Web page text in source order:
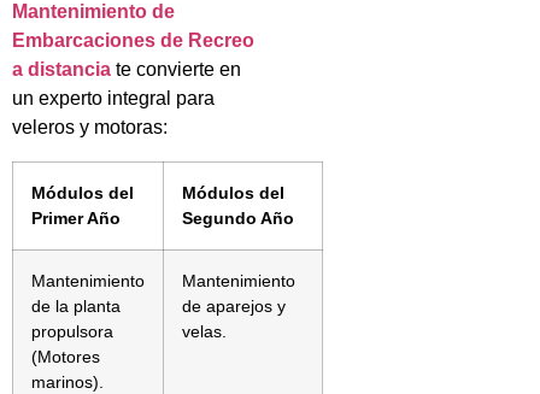
Mantenimiento de
Embarcaciones de Recreo
a distancia te convierte en
un experto integral para
veleros y motoras:
Módulos del
Primer Año
Módulos del
Segundo Año
Mantenimiento
de la planta
propulsora
(Motores
marinos).
Mantenimiento
de aparejos y
velas.